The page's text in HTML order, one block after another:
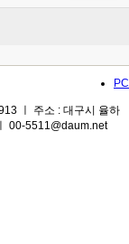
PC
ㅣ 주소 : 대구시 율하
00-5511@daum.net